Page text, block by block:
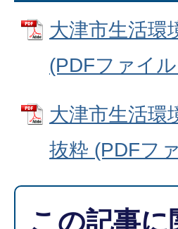
大津市生活環
(PDFファイ
大津市生活環
抜粋 (PDFフ
この記事